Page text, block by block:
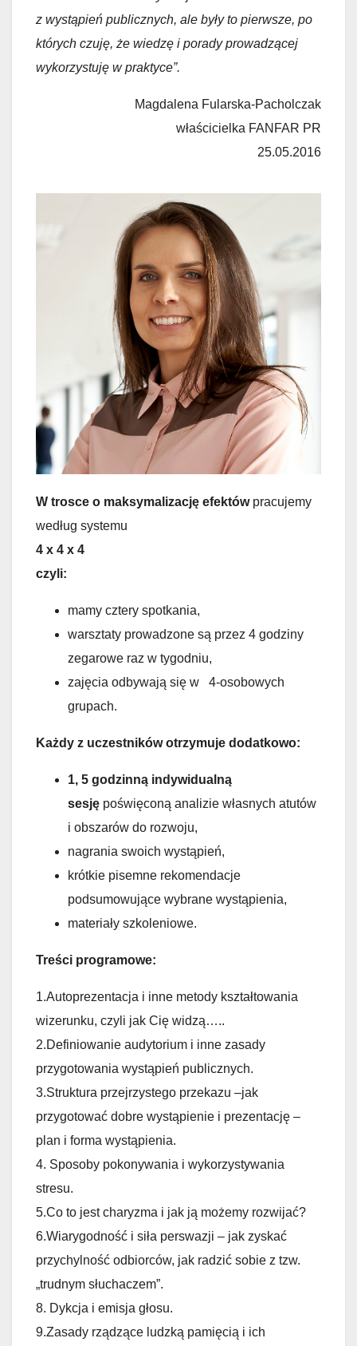
z wystąpień publicznych, ale były to pierwsze, po
których czuję, że wiedzę i porady prowadzącej
wykorzystuję w praktyce”.
Magdalena Fularska-Pacholczak
właścicielka FANFAR PR
25.05.2016
W trosce o maksymalizację efektów pracujemy
według systemu
4 x 4 x 4
czyli:
mamy cztery spotkania,
warsztaty prowadzone są przez 4 godziny
zegarowe raz w tygodniu,
zajęcia odbywają się w 4-osobowych
grupach.
Każdy z uczestników otrzymuje dodatkowo:
1, 5 godzinną indywidualną
sesję poświęconą analizie własnych atutów
i obszarów do rozwoju,
nagrania swoich wystąpień,
krótkie pisemne rekomendacje
podsumowujące wybrane wystąpienia,
materiały szkoleniowe.
Treści programowe:
1.Autoprezentacja i inne metody kształtowania
wizerunku, czyli jak Cię widzą…..
2.Definiowanie audytorium i inne zasady
przygotowania wystąpień publicznych.
3.Struktura przejrzystego przekazu –jak
przygotować dobre wystąpienie i prezentację –
plan i forma wystąpienia.
4. Sposoby pokonywania i wykorzystywania
stresu.
5.Co to jest charyzma i jak ją możemy rozwijać?
6.Wiarygodność i siła perswazji – jak zyskać
przychylność odbiorców, jak radzić sobie z tzw.
„trudnym słuchaczem”.
8. Dykcja i emisja głosu.
9.Zasady rządzące ludzką pamięcią i ich